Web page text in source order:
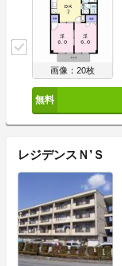
画像：20枚
レジデンスＮ’Ｓ